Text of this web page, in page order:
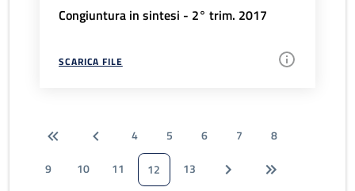
Congiuntura in sintesi - 2° trim. 2017
SCARICA FILE
4 5 6 7
8
9
10 11 12 13